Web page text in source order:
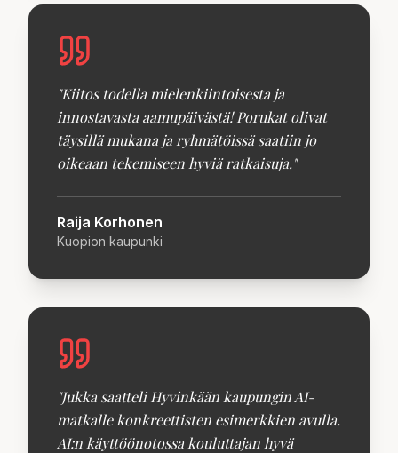
"Kiitos todella mielenkiintoisesta ja
innostavasta aamupäivästä! Porukat olivat
täysillä mukana ja ryhmätöissä saatiin jo
oikeaan tekemiseen hyviä ratkaisuja."
Raija Korhonen
Kuopion kaupunki
"Jukka saatteli Hyvinkään kaupungin AI-
matkalle konkreettisten esimerkkien avulla.
AI:n käyttöönotossa kouluttajan hyvä